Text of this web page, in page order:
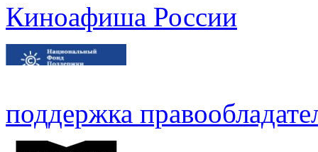
Киноафиша России
поддержка